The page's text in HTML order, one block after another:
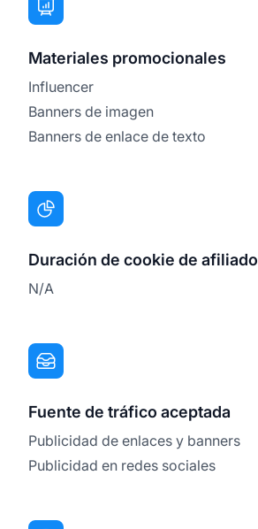
Materiales promocionales
Influencer
Banners de imagen
Banners de enlace de texto
Duración de cookie de afiliado
N/A
Fuente de tráfico aceptada
Publicidad de enlaces y banners
Publicidad en redes sociales